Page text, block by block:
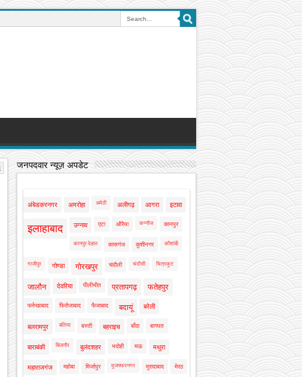
जनपदवार न्यूज़ अपडेट
अंबेडकरनगर अमरोहा अमेठी अलीगढ़ आगरा इटावा
इलाहाबाद उन्नाव एटा औरैया कन्नौज कानपुर
कानपुर देहात कासगंज कुशीनगर कौशांबी
गाजीपुर गोण्डा गोरखपुर चंदौली चंदौसी चित्रकूट
जालौन देवरिया पीलीभीत प्रतापगढ़ फतेहपुर
फर्रुखाबाद फिरोजाबाद फैजाबाद बदायूं बरेली
बलरामपुर बलिया बस्ती बहराइच बाँदा बागपत
बाराबंकी बिजनौर बुलंदशहर भदोही मऊ मथुरा
महाराजगंज महोबा मिर्जापुर मुजफ्फरनगर मुरादाबाद मेरठ